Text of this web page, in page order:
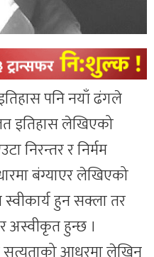
पनि नयाँ ढंगले
इतिहास लेखिएको
निरन्तर र निर्मम
बंग्याएर लेखिएको
स्वीकार्य हुन सक्ला तर
अस्वीकृत हुन्छ ।